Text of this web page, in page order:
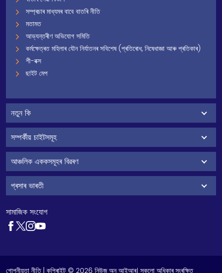
সম্প্ৰচাৰ মাধ্যমৰ বাবে বাতৰি নীতি
মতামত
আভ্যন্তৰীণ অভিযোগ সমিতি
কৰ্মক্ষেত্ৰত মহিলাৰ যৌন নিৰ্যাতনৰ সবিশেষ (প্ৰতিৰোধ, নিষেধাজ্ঞা আৰু প্ৰতিকাৰ)
শী-বক্স
ছাইট মেপ
নতুন কি
সম্পৰ্কীয় চাইটসমূহ
আঞ্চলিক এককসমূহৰ বিৱৰণ
প্ৰসাৰ ভাৰতী
সামাজিক সংযোগ
গোপনীয়তা নীতি| কপিৰাইট © 2026 নিউজ অন আইআৰ। সকলো অধিকাৰ সংৰক্ষিত